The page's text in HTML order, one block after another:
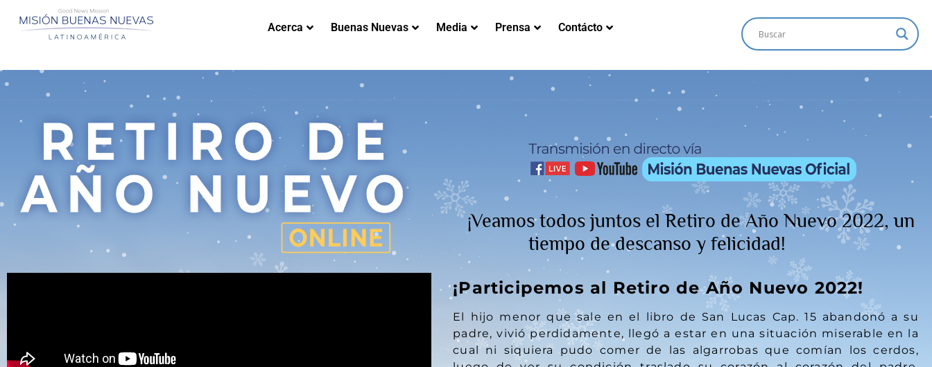
Acerca Buenas Nuevas Media Prensa Contácto
¡Veamos todos juntos el Retiro de Año Nuevo 2022, un
tiempo de descanso y felicidad!
¡Participemos al Retiro de Año Nuevo 2022!
El hijo menor que sale en el libro de San Lucas Cap. 15 abandonó a su
padre, vivió perdidamente, llegó a estar en una situación miserable en la
cual ni siquiera pudo comer de las algarrobas que comían los cerdos,